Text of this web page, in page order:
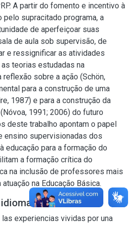
A partir do fomento e incentivo à
supracitado programa, a
de aperfeiçoar suas
de aula sob supervisão, de
e ressignificar as atividades
teorias estudadas na
sobre a ação (Schön,
para a construção de uma
1987) e para a construção da
1991; 2006) do futuro
deste trabalho apontam o papel
ensino supervisionadas dos
educação para a formação do
a formação crítica do
na inclusão de professores mais
na Educação Básica.
experiencias vividas por una